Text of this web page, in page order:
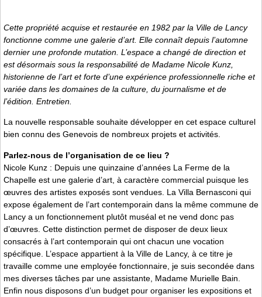
Cette propriété acquise et restaurée en 1982 par la Ville de Lancy
fonctionne comme une galerie d’art. Elle connaît depuis l’automne
dernier une profonde mutation. L’espace a changé de direction et
est désormais sous la responsabilité de Madame Nicole Kunz,
historienne de l’art et forte d’une expérience professionnelle riche et
variée dans les domaines de la culture, du journalisme et de
l’édition. Entretien.
La nouvelle responsable souhaite développer en cet espace culturel
bien connu des Genevois de nombreux projets et activités.
Parlez-nous de l’organisation de ce lieu ?
Nicole Kunz : Depuis une quinzaine d’années La Ferme de la
Chapelle est une galerie d’art, à caractère commercial puisque les
œuvres des artistes exposés sont vendues. La Villa Bernasconi qui
expose également de l’art contemporain dans la même commune de
Lancy a un fonctionnement plutôt muséal et ne vend donc pas
d’œuvres. Cette distinction permet de disposer de deux lieux
consacrés à l’art contemporain qui ont chacun une vocation
spécifique. L’espace appartient à la Ville de Lancy, à ce titre je
travaille comme une employée fonctionnaire, je suis secondée dans
mes diverses tâches par une assistante, Madame Murielle Bain.
Enfin nous disposons d’un budget pour organiser les expositions et